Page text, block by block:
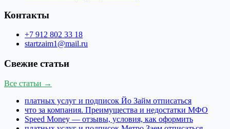
Контакты
+7 912 802 33 18
startzaim1@mail.ru
Свежие статьи
Все статьи →
платных услуг и подписок Йо Займ отписаться
что за компания. Преимущества и недостатки МФО
Speed Money — отзывы, условия, как оформить